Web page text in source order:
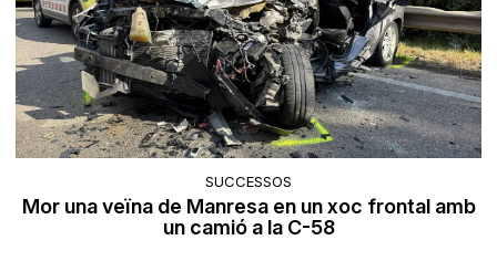
SUCCESSOS
Mor una veïna de Manresa en un xoc frontal amb
un camió a la C-58